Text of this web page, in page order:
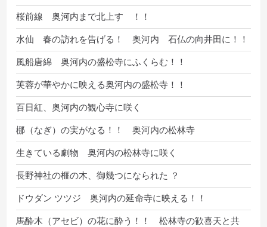
桜前線 奥河内まで北上す ！！
水仙 春の訪れを告げる！ 奥河内 石仏の向井田に！！
風船唐綿 奥河内の盛松寺にふくらむ！！
芙蓉が華やかに映える奥河内の盛松寺！！
百日紅、奥河内の観心寺に咲く
梛（なぎ）の実がなる！！ 奥河内の松林寺
生きている劇物 奥河内の松林寺に咲く
長野神社の榧の木、御幾つになられた ？
ドウダン ツツジ 奥河内の延命寺に映える！！
馬酔木（アセビ）の花に酔う！！ 松林寺の歓喜天と共